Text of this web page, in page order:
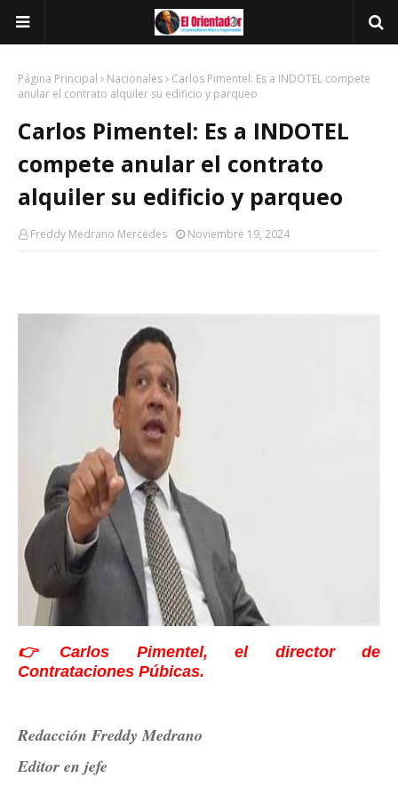
Página Principal Nacionales
Carlos Pimentel: Es a INDOTEL compete
anular el contrato alquiler su edificio y parqueo
Carlos Pimentel: Es a INDOTEL
compete anular el contrato
alquiler su edificio y parqueo
Freddy Medrano Mercedes Noviembre 19, 2024
👉Carlos Pimentel, el director de
Contrataciones Púbicas.
Redacción Freddy Medrano
Editor en jefe